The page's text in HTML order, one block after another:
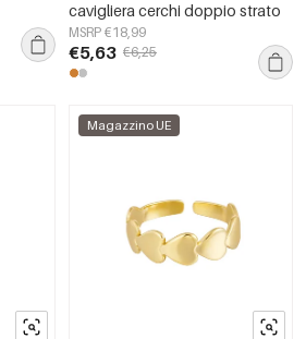
cavigliera cerchi doppio strato
MSRP €18,99
€5,63 €6,25
Magazzino UE